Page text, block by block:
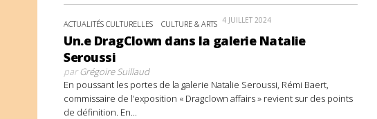
ACTUALITÉS CULTURELLES CULTURE & ARTS 4 JUILLET 2024
Un.e DragClown dans la galerie Natalie
Seroussi
parGrégoire Suillaud
En poussant les portes de la galerie Natalie Seroussi, Rémi Baert,
commissaire de l’exposition « Dragclown affairs » revient sur des points
de définition. En...